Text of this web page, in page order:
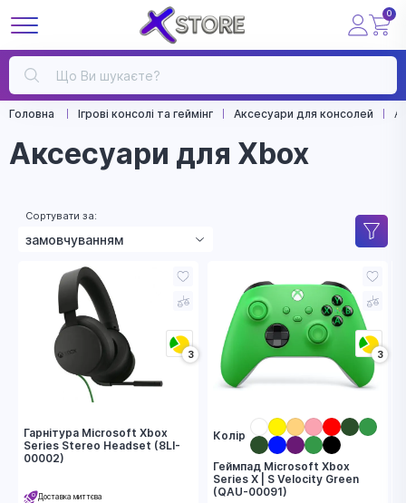
0
Головна Ігрові консолі та геймінг Аксесуари для консолей
Аксесуари для Xbox
Сортувати за:
замовчуванням
зростанням ціни
зменшенням ціни
назвою
рейтингом
3
Гарнітура Microsoft Xbox
Series Stereo Headset (8LI-
00002)
Доставка миттєва
3
Колір
Геймпад Microsoft Xbox
Series X | S Velocity Green
(QAU-00091)